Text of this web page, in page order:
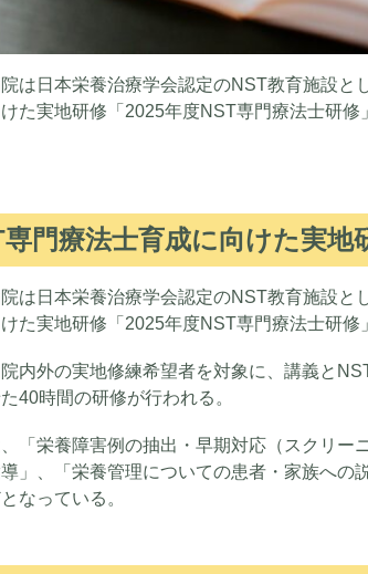
は日本栄養治療学会認定のNST教育施設
た実地研修「2025年度NST専門療法士研修
専門療法士育成に向けた実地
は日本栄養治療学会認定のNST教育施設
た実地研修「2025年度NST専門療法士研修
内外の実地修練希望者を対象に、講義と
40時間の研修が行われる。
「栄養障害例の抽出・早期対応（スクリー
」、「栄養管理についての患者・家族へ
なっている。